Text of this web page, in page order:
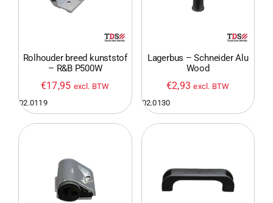
Pneumatiek
Elektronica
Rolhouder breed kunststof
– R&B P500W
€17,95 excl. BTW
02.0119
Lagerbus – Schneider Alu
Wood
€2,93 excl. BTW
02.0130